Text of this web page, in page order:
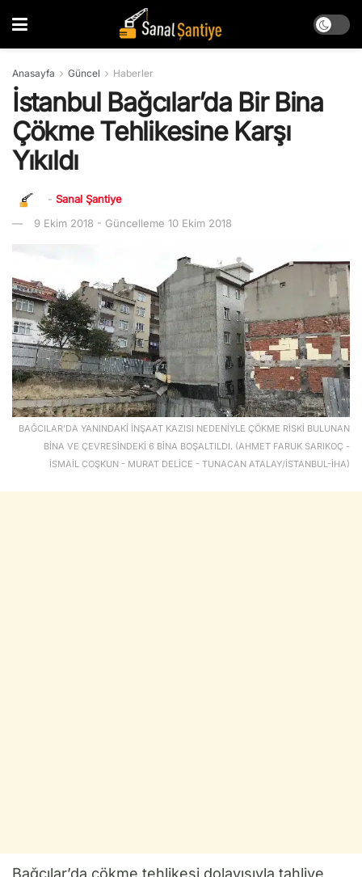
Anasayfa Güncel Haberler
İstanbul Bağcılar’da Bir Bina
Çökme Tehlikesine Karşı
Yıkıldı
- Sanal Şantiye
9 Ekim 2018 - Güncelleme 10 Ekim 2018
BAĞCILAR'DA YANINDAKİ İNŞAAT KAZISI NEDENİYLE ÇÖKME RİSKİ BULUNAN
BİNA VE ÇEVRESİNDEKİ 6 BİNA BOŞALTILDI. (AHMET FARUK SARIKOÇ -
İSMAİL COŞKUN - MURAT DELİCE - TUNACAN ATALAY/İSTANBUL-İHA)